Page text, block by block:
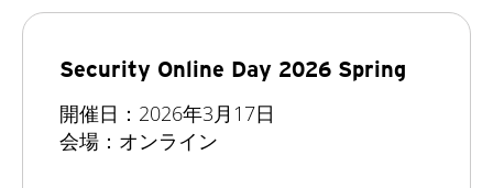
Security Online Day 2026 Spring
開催日：2026年3月17日
会場：オンライン